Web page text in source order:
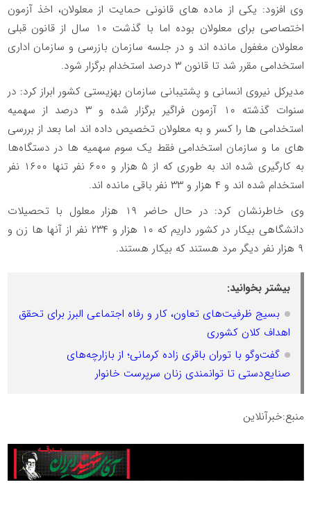
وی افزود: یکی از ماده های قانونی حمایت از معلولان، اخذ آزمون
اختصاصی برای معلولان بوده اما با گذشت ۱۰ سال از قانون قبلی
معلولان مغفول مانده اند و در جلسه سازمان بازرسی و سازمان اداری
استخدامی مقرر شد تا قانون ۳ درصد استخدام برگزار شود.
مدیرکل نیروی انسانی و پشتیبانی سازمان بهزیستی کشور ابراز کرد: در
سنوات گذشته ۱۰ آزمون فراگیر برگزار شده و ۳ درصد از سهمیه
استخدامی ها را کسر و به معلولان تخصیص داده اند اما بعد از بررسی
های ما و سازمان استخدامی فقط یک سوم سهمیه ها در دستگاه‌ها
به کارگیری شده اند به طوری که از ۵ هزار و ۶۰۰ نفر تنها ۱۶۰۰ نفر
استخدام شده اند و ۴ هزار و ۳۳ نفر باقی مانده اند.
وی خاطرنشان کرد: در حال حاضر ۱۹ هزار معلول با تحصیلات
دانشگاهی بیکار در کشور داریم که ۱۰ هزار و ۲۳۴ نفر از آنها ها زن و
۹ هزار نفر دیگر مرد هستند که بیکار هستند.
بیشتر بخوانید:
بسیج ظرفیت‌های تعاون، کار و رفاه اجتماعی البرز برای تحقق
اهداف کلان کشوری
گفت‌وگو با توران باقری‌ زاده کرمانی؛ از بازارچه‌های
صنایع‌دستی تا توانمندی زنان سرپرست خانوار
منبع:خبرآنلاین